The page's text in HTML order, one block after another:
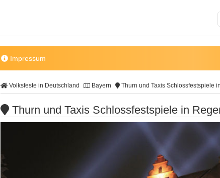
Impressum
Volksfeste in Deutschland Bayern Thurn und Taxis Schlossfestspiele
Thurn und Taxis Schlossfestspiele in